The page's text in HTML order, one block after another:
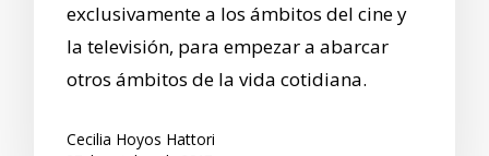
exclusivamente a los ámbitos del cine y
la televisión, para empezar a abarcar
otros ámbitos de la vida cotidiana.
Cecilia Hoyos Hattori